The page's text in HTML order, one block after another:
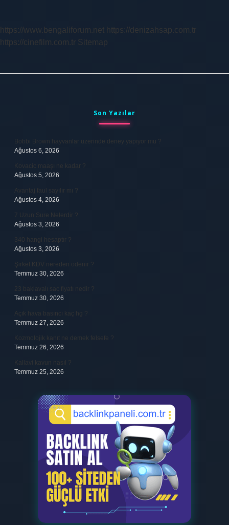
https://www.bengaliforum.net https://denizahsap.com.tr
https://cinefilm.com.tr Sitemap
Son Yazılar
Bobbi Brown hayvanlar üzerinde deney yapıyor mu ?
Ağustos 6, 2026
Kovacic maaşı ne kadar ?
Ağustos 5, 2026
Avantaj faul sayılır mı ?
Ağustos 4, 2026
7 Uzun Sure Nelerdir ?
Ağustos 3, 2026
340 hangi hesaptır ?
Ağustos 3, 2026
Şirket KDV nereden ödenir ?
Temmuz 30, 2026
23 baklavalı sac fiyatı nedir ?
Temmuz 30, 2026
Açık hava basıncı kaç hg ?
Temmuz 27, 2026
Kozmolojik kanıt ne demek felsefe ?
Temmuz 26, 2026
Kallavi kavun nasıl ?
Temmuz 25, 2026